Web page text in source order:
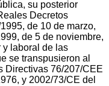
su posterior
Decretos
de 10 de marzo,
de 5 de noviembre,
laboral de las
se transpusieron al
Directivas 76/207/CEE
y 2002/73/CE del